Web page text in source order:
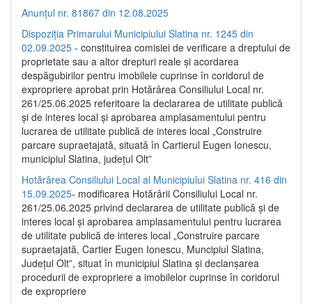
Anunțul nr. 81867 din 12.08.2025
Dispoziția Primarului Municipiului Slatina nr. 1245 din
02.09.2025 - constituirea comisiei de verificare a dreptului de
proprietate sau a altor drepturi reale și acordarea
despăgubirilor pentru imobilele cuprinse în coridorul de
expropriere aprobat prin Hotărârea Consiliului Local nr.
261/25.06.2025 referitoare la declararea de utilitate publică
și de interes local și aprobarea amplasamentului pentru
lucrarea de utilitate publică de interes local „Construire
parcare supraetajată, situată în Cartierul Eugen Ionescu,
municipiul Slatina, județul Olt”
Hotărârea Consiliului Local al Municipiului Slatina nr. 416 din
15.09.2025- modificarea Hotărârii Consiliului Local nr.
261/25.06.2025 privind declararea de utilitate publică și de
interes local și aprobarea amplasamentului pentru lucrarea
de utilitate publică de interes local „Construire parcare
supraetajată, Cartier Eugen Ionescu, Muncipiul Slatina,
Județul Olt”, situat în municipiul Slatina și declanșarea
procedurii de expropriere a imobilelor cuprinse în coridorul
de expropriere